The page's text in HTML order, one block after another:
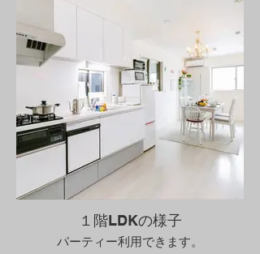
１階LDKの様子
パーティー利用できます。